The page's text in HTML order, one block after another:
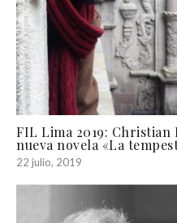
FIL Lima 2019: Christian
nueva novela «La
22 julio, 2019